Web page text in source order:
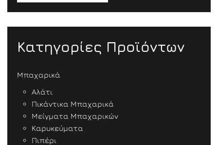
Κατηγορίες Προϊόντων
Μπαχαρικά
Αλάτι
Πικάντικα Μπαχαρικά
Μείγματα Μπαχαρικών
Καρυκεύματα
Πιπέρι